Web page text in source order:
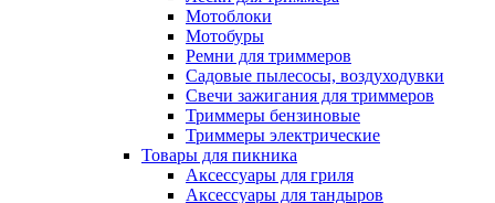
Мотоблоки
Мотобуры
Ремни для триммеров
Садовые пылесосы, воздуходувки
Свечи зажигания для триммеров
Триммеры бензиновые
Триммеры электрические
Товары для пикника
Аксессуары для гриля
Аксессуары для тандыров